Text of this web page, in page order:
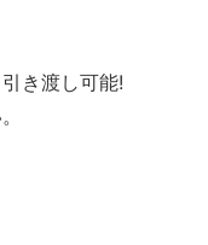
き渡し可能!